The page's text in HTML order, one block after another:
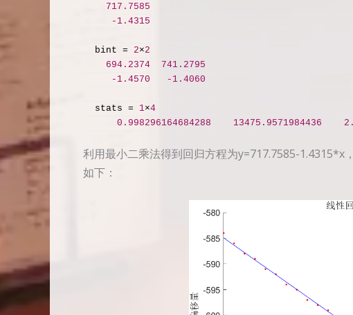
717.7585
-1.4315
bint = 2×2
694.2374
741.2795
-1.4570
-1.4060
stats = 1×4
0.998296164684288
13475.9571984436
利用最小二乘法得到回归方程为y=717.7585-1.4315*x
如下：